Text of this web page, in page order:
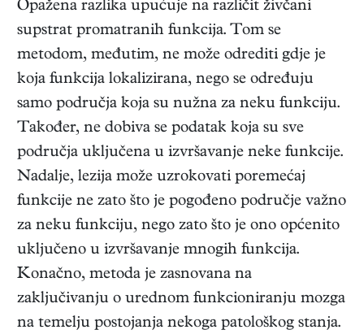
Opažena razlika upućuje na različit živčani
supstrat promatranih funkcija. Tom se
metodom, međutim, ne može odrediti gdje je
koja funkcija lokalizirana, nego se određuju
samo područja koja su nužna za neku funkciju.
Također, ne dobiva se podatak koja su sve
područja uključena u izvršavanje neke funkcije.
Nadalje, lezija može uzrokovati poremećaj
funkcije ne zato što je pogođeno područje važno
za neku funkciju, nego zato što je ono općenito
uključeno u izvršavanje mnogih funkcija.
Konačno, metoda je zasnovana na
zaključivanju o urednom funkcioniranju mozga
na temelju postojanja nekoga patološkog stanja.